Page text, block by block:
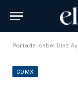
Portada Isabel Díaz Ayuso
CDMX